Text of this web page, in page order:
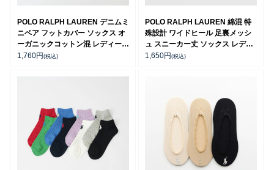
POLO RALPH LAUREN デニムミ
ニベア フットカバー ソックス オ
ーガニックコットン混 レディース
03207920
1,760円(税込)
POLO RALPH LAUREN 綿混 特
殊設計 ワイドヒール 足裏メッシ
ュ スニーカー丈 ソックス レディ
ース 03207993
1,650円(税込)